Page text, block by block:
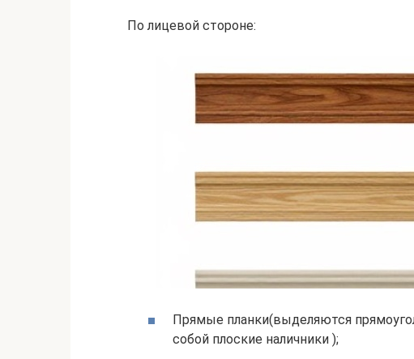
По лицевой стороне:
Прямые планки(выделяются
собой плоские наличники );